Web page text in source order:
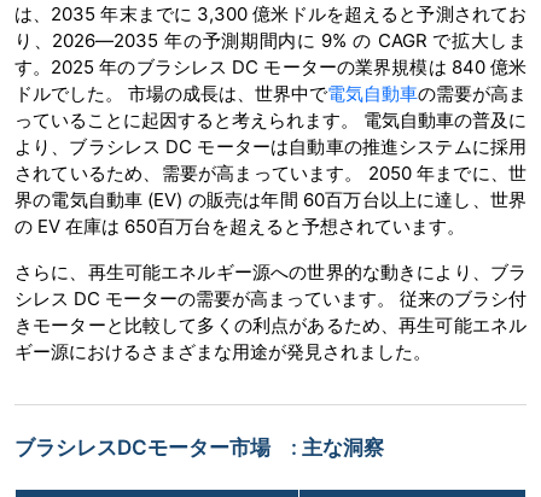
は、2035 年末までに 3,300 億米ドルを超えると予測されてお
り、2026―2035 年の予測期間内に 9% の CAGR で拡大しま
す。2025 年のブラシレス DC モーターの業界規模は 840 億米
ドルでした。 市場の成長は、世界中で電気自動車の需要が高ま
っていることに起因すると考えられます。 電気自動車の普及に
より、ブラシレス DC モーターは自動車の推進システムに採用
されているため、需要が高まっています。 2050 年までに、世
界の電気自動車 (EV) の販売は年間 60百万台以上に達し、世界
の EV 在庫は 650百万台を超えると予想されています。
さらに、再生可能エネルギー源への世界的な動きにより、ブラ
シレス DC モーターの需要が高まっています。 従来のブラシ付
きモーターと比較して多くの利点があるため、再生可能エネル
ギー源におけるさまざまな用途が発見されました。
ブラシレスDCモーター市場 : 主な洞察